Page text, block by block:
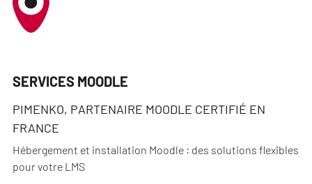
SERVICES MOODLE
PIMENKO, PARTENAIRE MOODLE CERTIFIÉ EN
FRANCE
Hébergement et installation Moodle : des solutions flexibles
pour votre LMS